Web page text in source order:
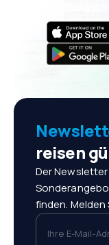
reisen
Der
finden. Melden
Ihre E-Mail-